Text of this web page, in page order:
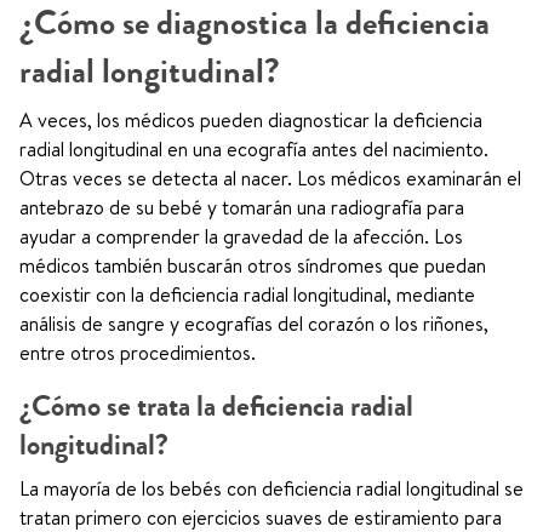
¿Cómo se diagnostica la deficiencia
radial longitudinal?
A veces, los médicos pueden diagnosticar la deficiencia
radial longitudinal en una ecografía antes del nacimiento.
Otras veces se detecta al nacer. Los médicos examinarán el
antebrazo de su bebé y tomarán una radiografía para
ayudar a comprender la gravedad de la afección. Los
médicos también buscarán otros síndromes que puedan
coexistir con la deficiencia radial longitudinal, mediante
análisis de sangre y ecografías del corazón o los riñones,
entre otros procedimientos.
¿Cómo se trata la deficiencia radial
longitudinal?
La mayoría de los bebés con deficiencia radial longitudinal se
tratan primero con ejercicios suaves de estiramiento para